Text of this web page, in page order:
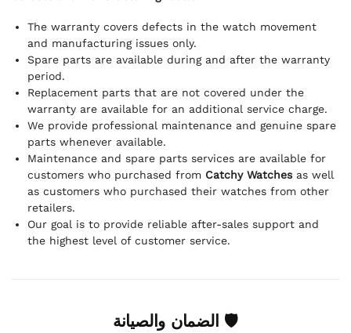
The warranty covers defects in the watch movement
and manufacturing issues only.
Spare parts are available during and after the warranty
period.
Replacement parts that are not covered under the
warranty are available for an additional service charge.
We provide professional maintenance and genuine spare
parts whenever available.
Maintenance and spare parts services are available for
customers who purchased from Catchy Watchesas well
as customers who purchased their watches from other
retailers.
Our goal is to provide reliable after-sales support and
the highest level of customer service.
🛡 الضمان والصيانة